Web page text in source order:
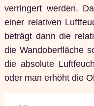
verringert werden.
einer relativen
beträgt dann die
die Wandoberfläche
die absolute
oder man erhöht die